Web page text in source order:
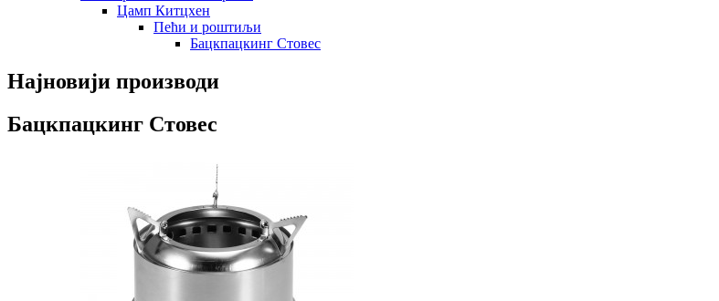
Цамп Китцхен
Пећи и роштиљи
Бацкпацкинг Стовес
Најновији производи
Бацкпацкинг Стовес